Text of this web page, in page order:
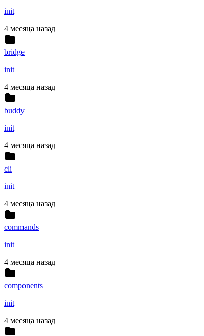
init
4 месяца назад
bridge
init
4 месяца назад
buddy
init
4 месяца назад
cli
init
4 месяца назад
commands
init
4 месяца назад
components
init
4 месяца назад